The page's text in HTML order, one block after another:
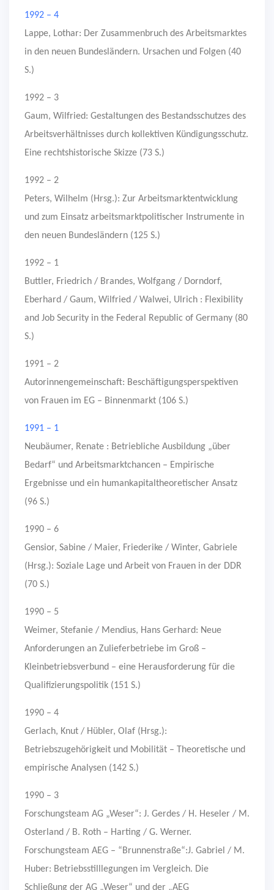
1992 – 4
Lappe, Lothar: Der Zusammenbruch des Arbeitsmarktes
in den neuen Bundesländern. Ursachen und Folgen (40
S.)
1992 – 3
Gaum, Wilfried: Gestaltungen des Bestandsschutzes des
Arbeitsverhältnisses durch kollektiven Kündigungsschutz.
Eine rechtshistorische Skizze (73 S.)
1992 – 2
Peters, Wilhelm (Hrsg.): Zur Arbeitsmarktentwicklung
und zum Einsatz arbeitsmarktpolitischer Instrumente in
den neuen Bundesländern (125 S.)
1992 – 1
Buttler, Friedrich / Brandes, Wolfgang / Dorndorf,
Eberhard / Gaum, Wilfried / Walwei, Ulrich : Flexibility
and Job Security in the Federal Republic of Germany (80
S.)
1991 – 2
Autorinnengemeinschaft: Beschäftigungsperspektiven
von Frauen im EG – Binnenmarkt (106 S.)
1991 – 1
Neubäumer, Renate : Betriebliche Ausbildung „über
Bedarf“ und Arbeitsmarktchancen – Empirische
Ergebnisse und ein humankapitaltheoretischer Ansatz
(96 S.)
1990 – 6
Gensior, Sabine / Maier, Friederike / Winter, Gabriele
(Hrsg.): Soziale Lage und Arbeit von Frauen in der DDR
(70 S.)
1990 – 5
Weimer, Stefanie / Mendius, Hans Gerhard: Neue
Anforderungen an Zulieferbetriebe im Groß –
Kleinbetriebsverbund – eine Herausforderung für die
Qualifizierungspolitik (151 S.)
1990 – 4
Gerlach, Knut / Hübler, Olaf (Hrsg.):
Betriebszugehörigkeit und Mobilität – Theoretische und
empirische Analysen (142 S.)
1990 – 3
Forschungsteam AG „Weser“: J. Gerdes / H. Heseler / M.
Osterland / B. Roth – Harting / G. Werner.
Forschungsteam AEG – “Brunnenstraße“:J. Gabriel / M.
Huber: Betriebsstilllegungen im Vergleich. Die
Schließung der AG „Weser“ und der „AEG